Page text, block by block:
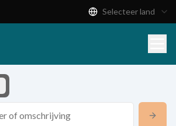
Selecteer land